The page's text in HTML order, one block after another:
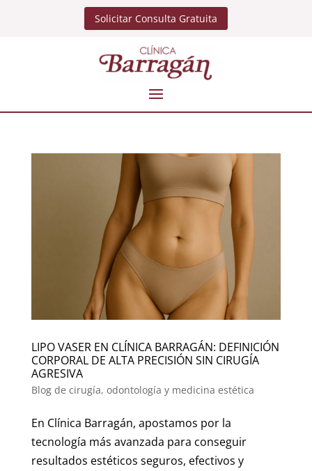
Solicitar Consulta Gratuita
LIPO VASER EN CLÍNICA BARRAGÁN: DEFINICIÓN
CORPORAL DE ALTA PRECISIÓN SIN CIRUGÍA
AGRESIVA
Blog de cirugía, odontología y medicina estética
En Clínica Barragán, apostamos por la
tecnología más avanzada para conseguir
resultados estéticos seguros, efectivos y